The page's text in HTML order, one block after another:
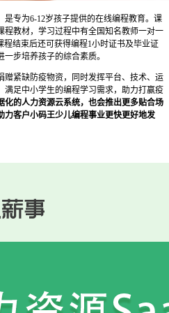
专为6-12岁孩子提供的在线编程教育。课
程教材，学习过程中有全国知名教师一对一
程结束后还可获得编程1小时证书及毕业证
步培养孩子的综合素质。
赠紧缺防疫物资，同时发挥平台、技术、运
满足中小学生的编程学习需求，助力打赢疫
化的人力资源云系统，也会推出更多贴合场
力客户小码王少儿编程事业更快更好地发